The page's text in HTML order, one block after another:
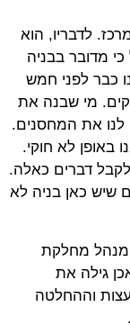
לדבריו, הוא
מדובר בבניה
כבר לפני חמש
מי שבנה את
לנו את המחסנים.
באופן לא חוקי.
דברים כאלה.
שיש כאן בניה לא
מנהל מחלקת
גילה את
וההחלטה